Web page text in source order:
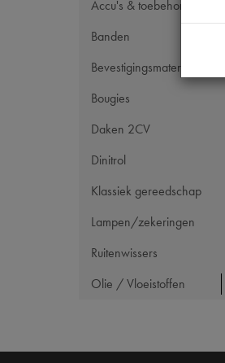
Accu's & toebehoren
Banden
Bevestigingsmateriaal
Bougies
Daken 2CV
Dinitrol
Klassiek gereedschap
Lampen/zekeringen
Ruitenwissers
Olie / Vloeistoffen